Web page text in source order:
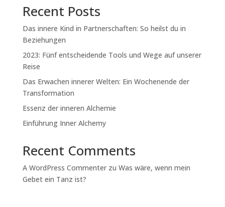
Recent Posts
Das innere Kind in Partnerschaften: So heilst du in
Beziehungen
2023: Fünf entscheidende Tools und Wege auf unserer
Reise
Das Erwachen innerer Welten: Ein Wochenende der
Transformation
Essenz der inneren Alchemie
Einführung Inner Alchemy
Recent Comments
A WordPress Commenterzu Was wäre, wenn mein
Gebet ein Tanz ist?